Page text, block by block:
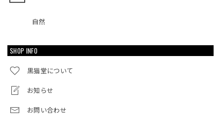
自然
SHOP INFO
黒猫堂について
お知らせ
お問い合わせ